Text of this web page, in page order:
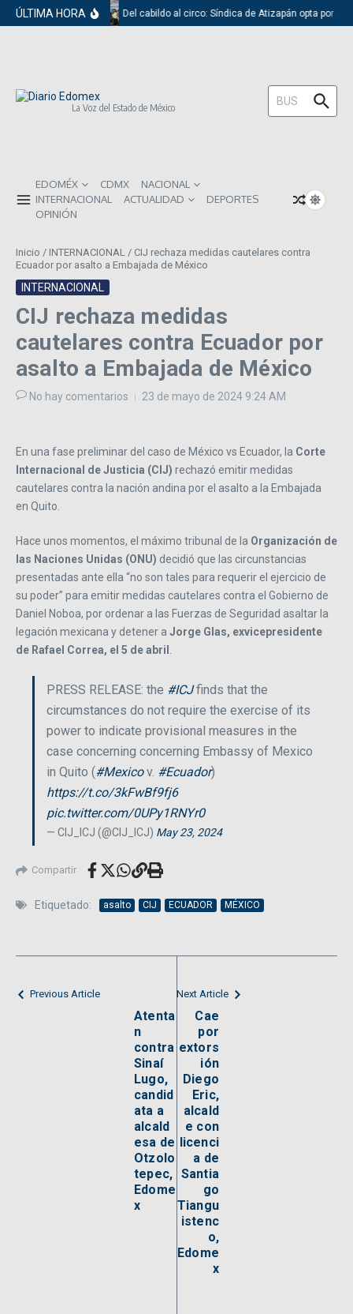
Saltar al contenido
ÚLTIMA HORA Del cabildo al circo: Síndica de Atizapán opta por el
La Voz del Estado de México
Buscar:
EDOMÉX CDMX
NACIONAL
INTERNACIONAL
ACTUALIDAD
DEPORTES
OPINIÓN
Inicio / INTERNACIONAL / CIJ rechaza medidas cautelares contra
Ecuador por asalto a Embajada de México
INTERNACIONAL
CIJ rechaza medidas
cautelares contra Ecuador por
asalto a Embajada de México
No hay comentarios 23 de mayo de 2024 9:24 AM
En una fase preliminar del caso de México vs Ecuador, la Corte
Internacional de Justicia (CIJ) rechazó emitir medidas
cautelares contra la nación andina por el asalto a la Embajada
en Quito.
Hace unos momentos, el máximo tribunal de la Organización de
las Naciones Unidas (ONU) decidió que las circunstancias
presentadas ante ella “no son tales para requerir el ejercicio de
su poder” para emitir medidas cautelares contra el Gobierno de
Daniel Noboa, por ordenar a las Fuerzas de Seguridad asaltar la
legación mexicana y detener a Jorge Glas, exvicepresidente
de Rafael Correa, el 5 de abril .
PRESS RELEASE: the #ICJfinds that the
circumstances do not require the exercise of its
power to indicate provisional measures in the
case concerning concerning Embassy of Mexico
in Quito (#Mexicov. #Ecuador)
https://t.co/3kFwBf9fj6
pic.twitter.com/0UPy1RNYr0
— CIJ_ICJ (@CIJ_ICJ) May 23, 2024
Compartir
Etiquetado: asalto CIJ ECUADOR MÉXICO
Previous Article
Atenta
n
contra
Sinaí
Lugo,
candid
ata a
alcald
esa de
Otzolo
tepec,
Edome
x
Next Article
Cae
por
extors
ión
Diego
Eric,
alcald
e con
licenci
a de
Santia
go
Tiangu
istenc
o,
Edome
x